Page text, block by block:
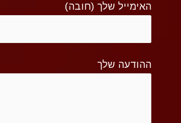
האימייל שלך (חובה)
ההודעה שלך